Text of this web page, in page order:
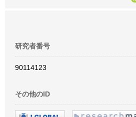
研究者番号
90114123
その他のID